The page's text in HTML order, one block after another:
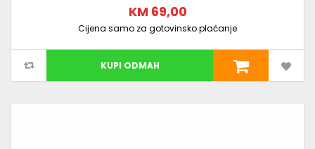
KM 69,00
Cijena samo za gotovinsko plaćanje
KUPI ODMAH